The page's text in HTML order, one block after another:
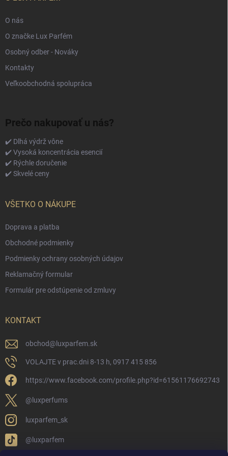
O nás
O značke Lux Parfém
Osobný odber - Nováky
Kontakty
Veľkoobchodná spolupráca
Prečo nakupovať u nás?
✔️ Dlhá výdrž vône
✔️ Vysoká koncentrácia esencií
✔️ Rýchle doručenie
✔️ Skvelé ceny
VŠETKO O NÁKUPE
Doprava a platba
Obchodné podmienky
Podmienky ochrany osobných údajov
Reklamačný formular
Formulár pre odstúpenie od zmluvy
KONTAKT
obchod@ luxparfem.sk
VOLAJTE v prac.dni 8-13 h, 0917 415 856
https://www.facebook.com/profile.php?id=61561176692743
@luxperfums
luxparfem_sk
@luxparfem